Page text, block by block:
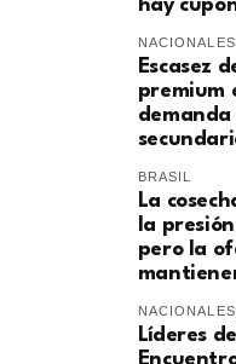
hay
NACIONALES
Escasez
premium
demanda
BRASIL
La
la
pero la
NACIONALES
Líderes